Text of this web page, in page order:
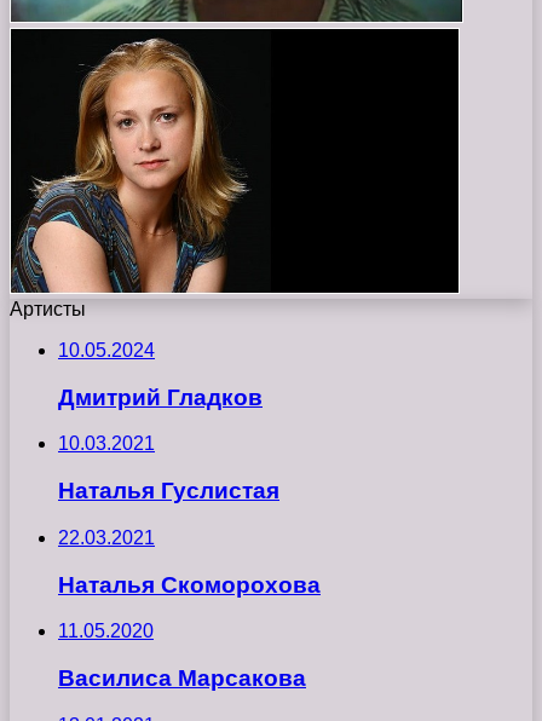
Артисты
10.05.2024
Дмитрий Гладков
10.03.2021
Наталья Гуслистая
22.03.2021
Наталья Скоморохова
11.05.2020
Василиса Марсакова